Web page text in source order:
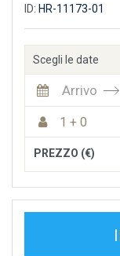
ID: HR-11173-01
Scegli le date
Arrivo
1 + 0
PREZZO (€)